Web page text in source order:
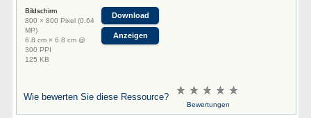
Bildschirm
800 × 800 Pixel (0.64
MP)
6.8 cm × 6.8 cm @
300 PPI
125 KB
Download
Anzeigen
Wie bewerten Sie diese Ressource?
Bewertungen